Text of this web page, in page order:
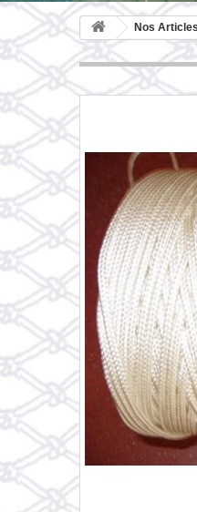
Nos Articles